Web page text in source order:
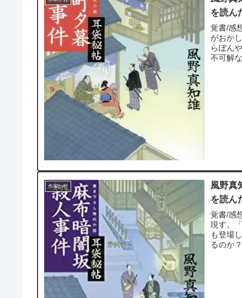
を読ん
覚書/感
がおか
らぼん
不可解
作家か行
風野真
を読ん
覚書/感
現す。
も登場
るのか